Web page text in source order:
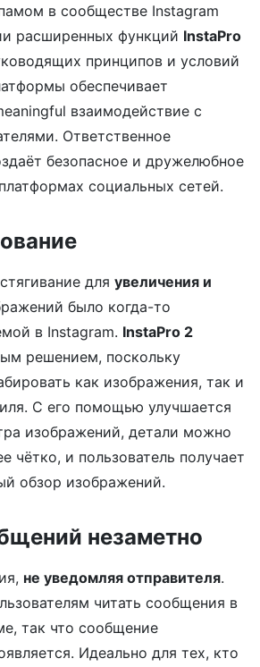
в сообществе Instagram
расширенных функций InstaPro
принципов и условий
обеспечивает
взаимодействие с
Ответственное
безопасное и дружелюбное
социальных сетей.
для увеличения и
было когда-то
в Instagram. InstaPro 2
решением, поскольку
как изображения, так и
С его помощью улучшается
изображений, детали можно
чётко, и пользователь получает
обзор изображений.
незаметно
не уведомляя отправителя.
читать сообщения в
так что сообщение
Идеально для тех, кто